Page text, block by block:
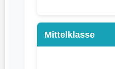
Mittelklasse